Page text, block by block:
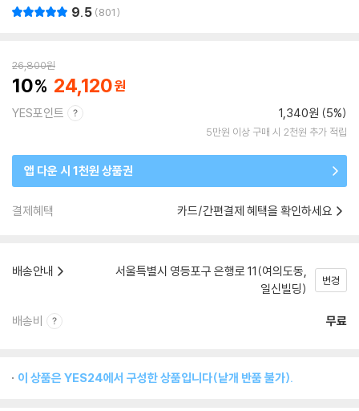
9.5 801
26,800원
10 24,120
YES포인트 1,340원 (5%)
5만원 이상 구매 시 2천원 추가 적립
앱 다운 시 1천원 상품권
결제혜택 카드/간편결제 혜택을 확인하세요
배송안내
서울특별시 영등포구 은행로 11(여의도동,
일신빌딩)
변경
배송비 무료
이 상품은 YES24에서 구성한 상품입니다(낱개 반품 불가).